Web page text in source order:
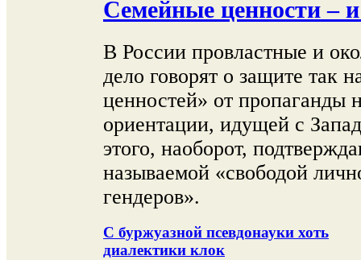
Семейные ценности –
В России провластные и
дело говорят о защите так
ценностей» от пропаганды
ориентации, идущей с
этого, наоборот,
называемой «свободой
гендеров».
С буржуазной псевдонауки хоть
диалектики клок